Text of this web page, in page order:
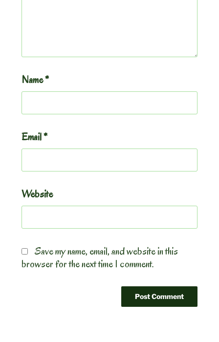
Name*
Email*
Website
Save my name, email, and website in this
browser for the next time I comment.